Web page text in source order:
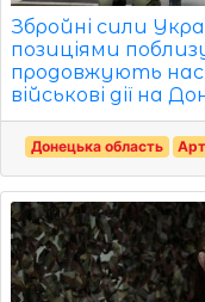
Збройні сили
позиціями
продовжують
військові дії на
Донецька область